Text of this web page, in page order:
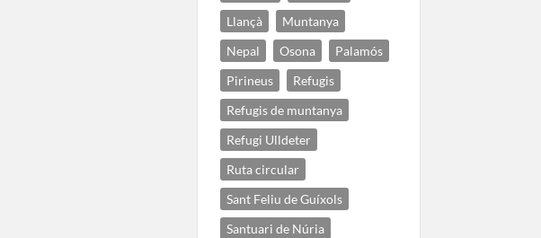
Llançà
Muntanya
Nepal
Osona
Palamós
Pirineus
Refugis
Refugis de muntanya
Refugi Ulldeter
Ruta circular
Sant Feliu de Guíxols
Santuari de Núria